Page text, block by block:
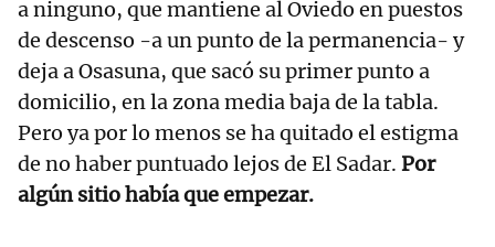
a ninguno, que mantiene al Oviedo en puestos
de descenso -a un punto de la permanencia- y
deja a Osasuna, que sacó su primer punto a
domicilio, en la zona media baja de la tabla.
Pero ya por lo menos se ha quitado el estigma
de no haber puntuado lejos de El Sadar. Por
algún sitio había que empezar.